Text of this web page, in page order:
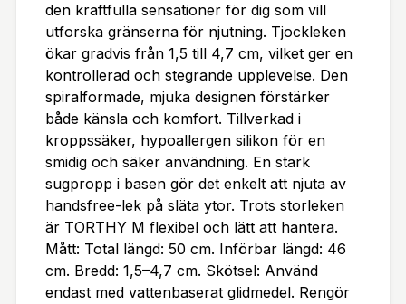
den kraftfulla sensationer för dig som vill
utforska gränserna för njutning. Tjockleken
ökar gradvis från 1,5 till 4,7 cm, vilket ger en
kontrollerad och stegrande upplevelse. Den
spiralformade, mjuka designen förstärker
både känsla och komfort. Tillverkad i
kroppssäker, hypoallergen silikon för en
smidig och säker användning. En stark
sugpropp i basen gör det enkelt att njuta av
handsfree-lek på släta ytor. Trots storleken
är TORTHY M flexibel och lätt att hantera.
Mått: Total längd: 50 cm. Införbar längd: 46
cm. Bredd: 1,5–4,7 cm. Skötsel: Använd
endast med vattenbaserat glidmedel. Rengör